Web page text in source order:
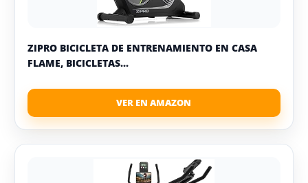
ZIPRO BICICLETA DE ENTRENAMIENTO EN CASA
FLAME, BICICLETAS...